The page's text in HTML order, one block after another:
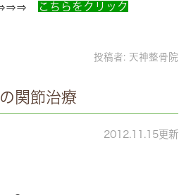
⇒⇒⇒ こちらをクリック
投稿者: 天神整骨院
関節治療
2012.11.15更新